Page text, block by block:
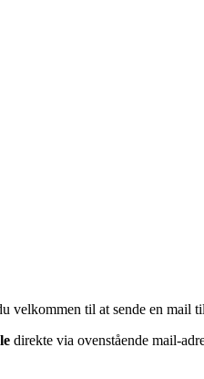
velkommen til at sende en mail til
direkte via ovenstående mail-